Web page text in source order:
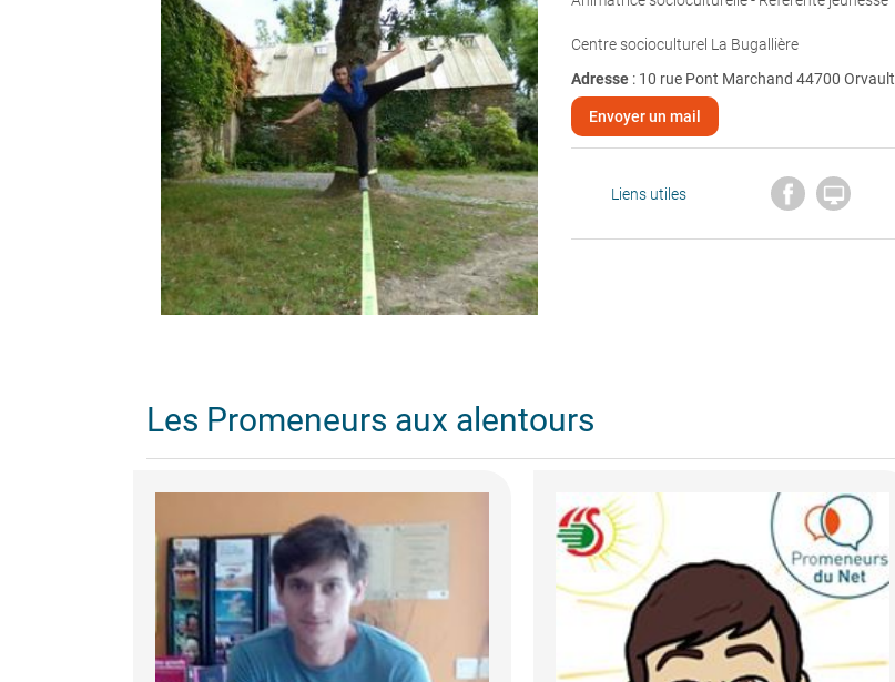
Centre socioculturel La Bugallière
Adresse : 10 rue Pont Marchand 44700 Orvault
Envoyer un mail
Liens utiles 
Les Promeneurs aux alentours